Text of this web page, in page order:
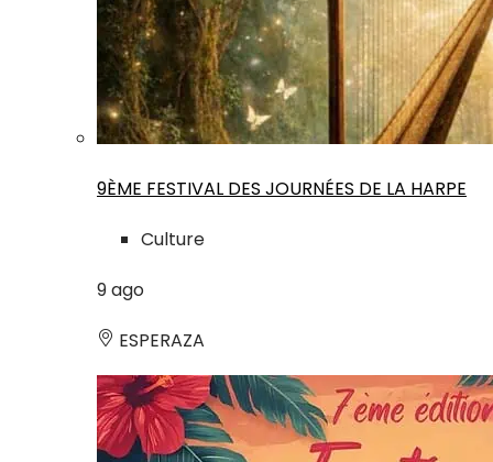
9ÈME FESTIVAL DES JOURNÉES DE LA HARPE
Culture
9ago
ESPERAZA